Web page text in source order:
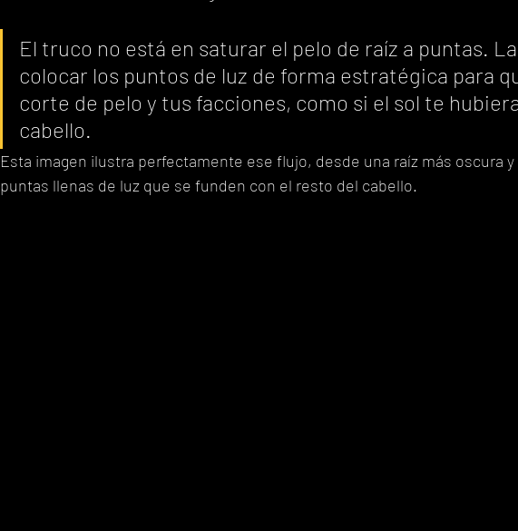
El truco no está en saturar el pelo de raíz a puntas.
colocar los puntos de luz de forma estratégica para
corte de pelo y tus facciones, como si el sol te
cabello.
Esta imagen ilustra perfectamente ese flujo, desde una raíz más oscura
puntas llenas de luz que se funden con el resto del cabello.